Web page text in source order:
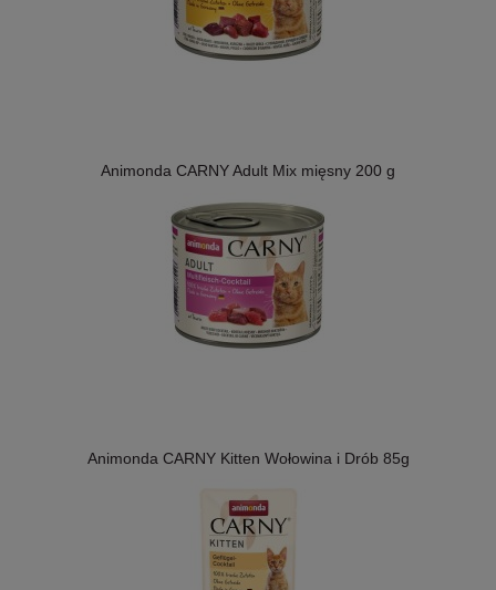
Animonda CARNY Adult Mix mięsny 200 g
Animonda CARNY Kitten Wołowina i Drób 85g